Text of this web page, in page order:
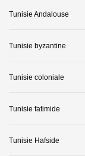
Tunisie Andalouse
Tunisie byzantine
Tunisie coloniale
Tunisie fatimide
Tunisie Hafside